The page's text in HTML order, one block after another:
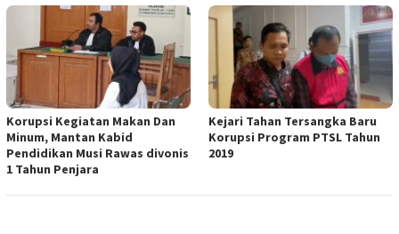
Korupsi Kegiatan Makan Dan
Minum, Mantan Kabid
Pendidikan Musi Rawas divonis
1 Tahun Penjara
Kejari Tahan Tersangka Baru
Korupsi Program PTSL Tahun
2019